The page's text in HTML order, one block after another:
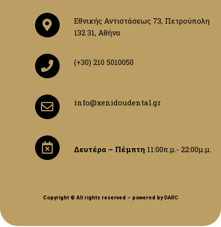
Εθνικής Αντιστάσεως 73, Πετρούπολη
132 31, Αθήνα
(+30) 210 5010050
info@xenidoudental.gr
Δευτέρα – Πέμπτη 11:00π.μ.- 22:00μ.μ.
Copyright ©All rights reserved – powered byDARC